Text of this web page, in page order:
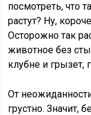
посмотреть, что
растут? Ну,
Осторожно так
животное без
клубне и грызет,
От
грустно. Значит,